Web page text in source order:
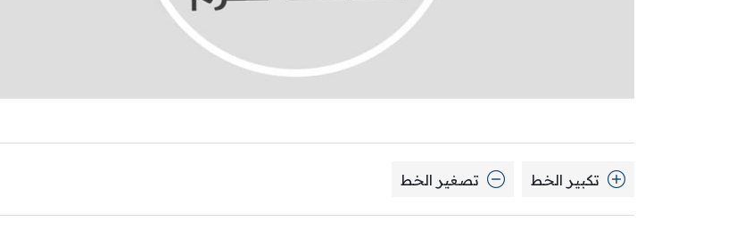
تكبير الخط تصغير الخط